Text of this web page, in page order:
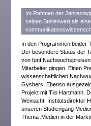
Im Rahmen der
seinen Stellenwert als
In den Programmen beider
Der besondere Status der
von fünf
Mitarbeiter gingen. Einen
wissenschaftlichen
Gysbers. Ebenso
Projekt mit Tilo Hartmann.
Weinacht. Institutsdirektor
unseren Studiengang
Thema ‚Medien in der